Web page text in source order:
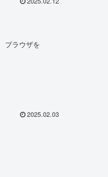
ブラウザを
2025.02.03